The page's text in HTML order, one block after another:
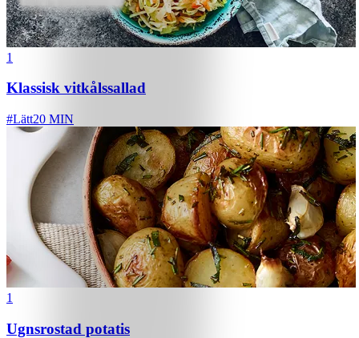
1
Klassisk vitkålssallad
#Lätt20 MIN
1
Ugnsrostad potatis